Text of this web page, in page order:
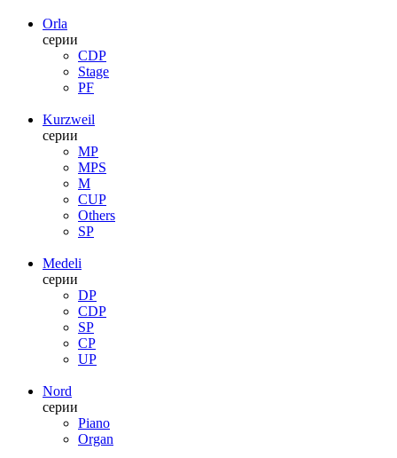
Orla
серии
CDP
Stage
PF
Kurzweil
серии
MP
MPS
M
CUP
Others
SP
Medeli
серии
DP
CDP
SP
CP
UP
Nord
серии
Piano
Organ